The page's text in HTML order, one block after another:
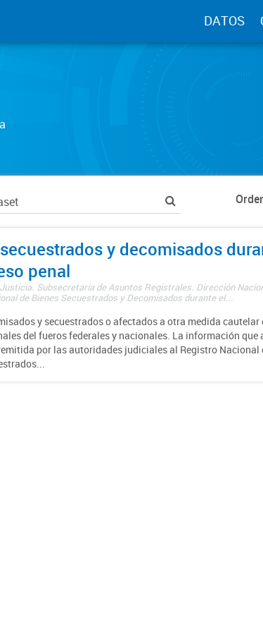
DATOS
y decomisados
penal
Subsecretaría de Asuntos Registrales. Dirección
de Bienes Secuestrados y Decomisados durante el...
y secuestrados o afectados a otra medida cautelar
del fueros federales y nacionales. La información que
por las autoridades judiciales al Registro Nacional